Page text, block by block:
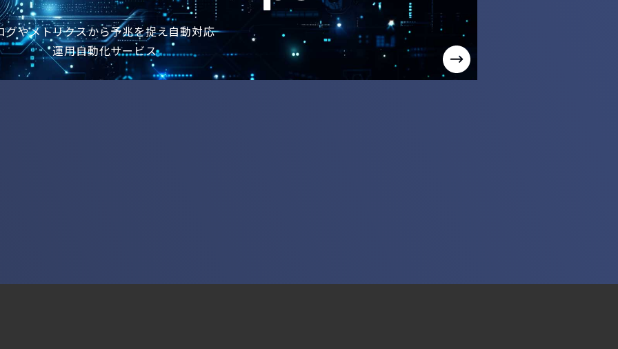
グやメトリクスから予兆を捉え自動対応
運用自動化サービス